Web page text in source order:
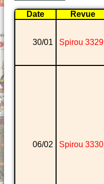
Date Revue
30/01 Spirou 3329
06/02 Spirou 3330